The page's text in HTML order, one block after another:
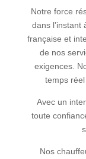
Notre force
dans l’instant
française et
de nos
exigences.
temps
Avec un
toute
Nos